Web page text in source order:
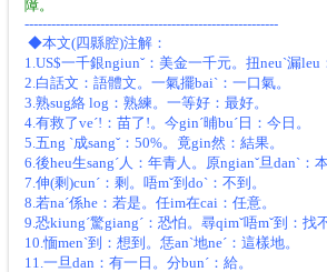
障。
---------------------------------------------------------
◆本文(四縣腔)注解：
1.US$一千銀ngiunˇ：美金一千元。扭neuˋ漏leu
2.白話文：語體文。一氣擺baiˋ：一口氣。
3.熟sug絡 log：熟練。一等好：最好。
4.有救了veˊ!：苗了!。今ginˊ晡buˊ日：今日。
5.五ng ˋ成sangˇ：50%。竟gin然：結果。
6.後heu生sangˊ人：年青人。原ngianˇ旦danˋ：本
7.伸(剩)cunˊ：剩。唔mˇ到doˋ：不到。
8.若naˊ係he：若是。任im在cai：任意。
9.恐kiungˊ驚giangˊ：恐怕。尋qimˇ唔mˇ到：找
10.愐menˋ到：想到。恁anˋ地neˊ：這樣地。
11.一旦dan：有一日。分bunˊ：給。